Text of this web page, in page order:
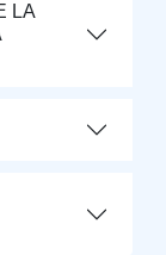
LA